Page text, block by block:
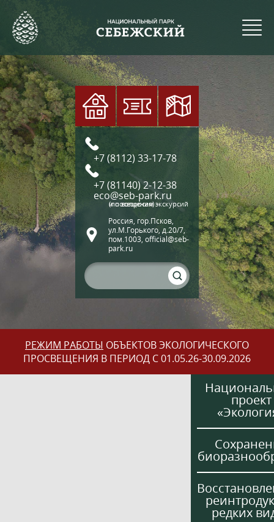
+7 (8112) 33-17-78
+7 (81140) 2-12-38
eco@seb-park.ru
(по вопросам экскурсий и посещения)
Россия, гор.Псков,
ул.М.Горького, д.20/7,
пом.1003, official@seb-
park.ru
РЕЖИМ РАБОТЫ ОБЪЕКТОВ ЭКОЛОГИЧЕСКОГО
ПРОСВЕЩЕНИЯ В ПЕРИОД С 01.05.26-30.09.2026
проект
редких